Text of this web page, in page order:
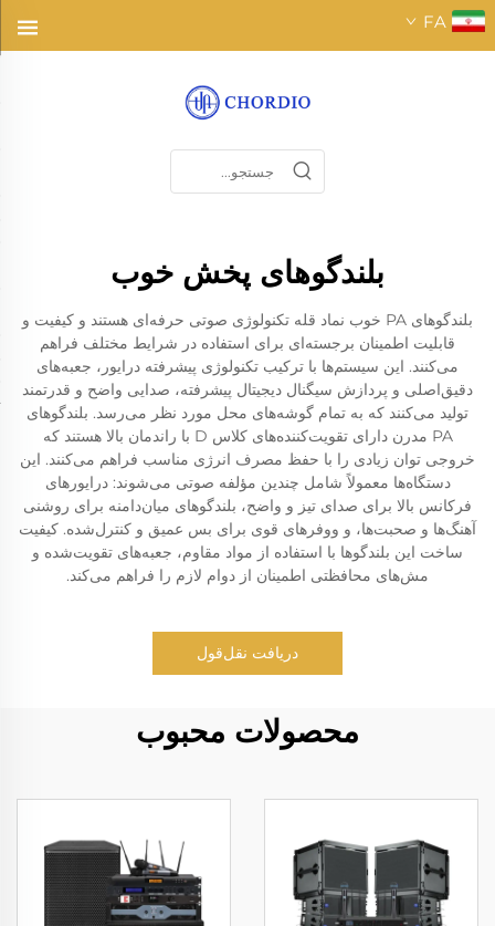
FA
بلندگوهای پخش خوب
بلندگوهای PA خوب نماد قله تکنولوژی صوتی حرفه‌ای هستند و کیفیت و
قابلیت اطمینان برجسته‌ای برای استفاده در شرایط مختلف فراهم
می‌کنند. این سیستم‌ها با ترکیب تکنولوژی پیشرفته درایور، جعبه‌های
دقیق‌اصلی و پردازش سیگنال دیجیتال پیشرفته، صدایی واضح و قدرتمند
تولید می‌کنند که به تمام گوشه‌های محل مورد نظر می‌رسد. بلندگوهای
PA مدرن دارای تقویت‌کننده‌های کلاس D با راندمان بالا هستند که
خروجی توان زیادی را با حفظ مصرف انرژی مناسب فراهم می‌کنند. این
دستگاه‌ها معمولاً شامل چندین مؤلفه صوتی می‌شوند: درایورهای
فرکانس بالا برای صدای تیز و واضح، بلندگوهای میان‌دامنه برای روشنی
آهنگ‌ها و صحبت‌ها، و ووفرهای قوی برای بس عمیق و کنترل‌شده. کیفیت
ساخت این بلندگوها با استفاده از مواد مقاوم، جعبه‌های تقویت‌شده و
مش‌های محافظتی اطمینان از دوام لازم را فراهم می‌کند.
دریافت نقل‌قول
محصولات محبوب